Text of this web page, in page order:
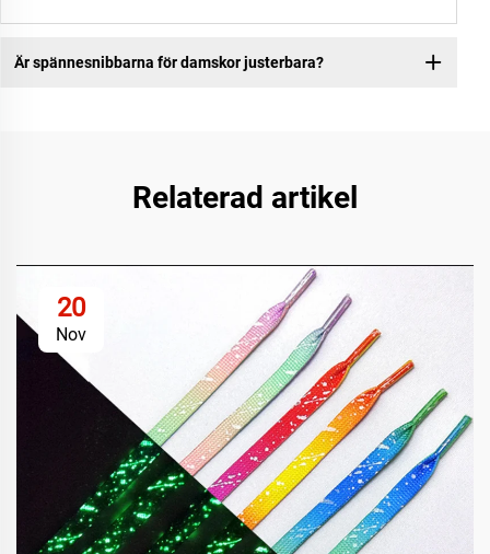
Är spännesnibbarna för damskor justerbara?
Relaterad artikel
20
Nov